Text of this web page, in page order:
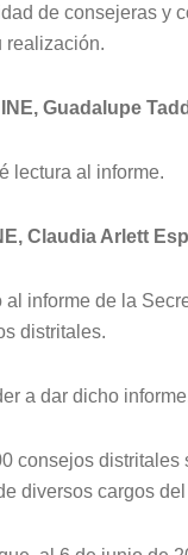
de consejeras y
realización.
Guadalupe
lectura al informe.
Claudia Arlett
al informe de la
distritales.
a dar dicho
consejos
diversos cargos